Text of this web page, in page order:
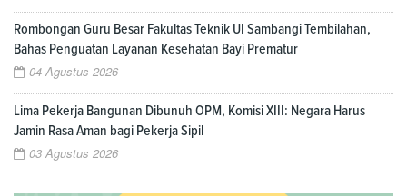
Rombongan Guru Besar Fakultas Teknik UI Sambangi Tembilahan,
Bahas Penguatan Layanan Kesehatan Bayi Prematur
04 Agustus 2026
Lima Pekerja Bangunan Dibunuh OPM, Komisi XIII: Negara Harus
Jamin Rasa Aman bagi Pekerja Sipil
03 Agustus 2026